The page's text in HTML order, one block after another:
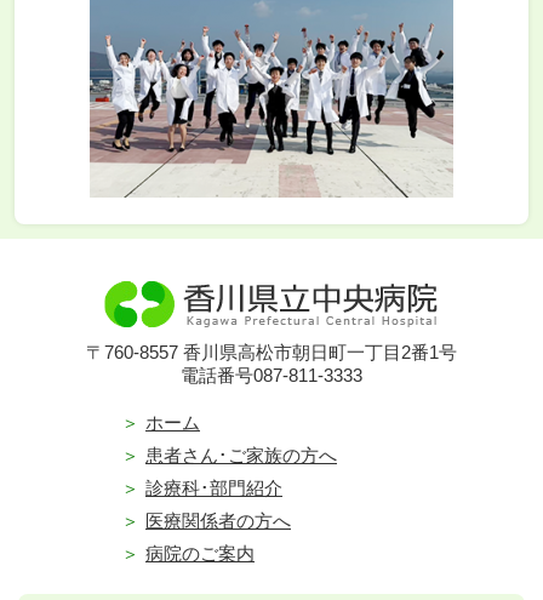
〒760-8557 香川県高松市朝日町一丁目2番1号
電話番号087-811-3333
ホーム
患者さん･ご家族の方へ
診療科･部門紹介
医療関係者の方へ
病院のご案内